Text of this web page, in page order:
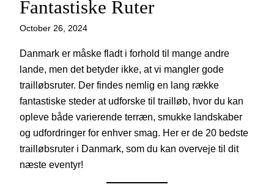
Fantastiske Ruter
October 26, 2024
Danmark er måske fladt i forhold til mange andre
lande, men det betyder ikke, at vi mangler gode
trailløbsruter. Der findes nemlig en lang række
fantastiske steder at udforske til trailløb, hvor du kan
opleve både varierende terræn, smukke landskaber
og udfordringer for enhver smag. Her er de 20 bedste
trailløbsruter i Danmark, som du kan overveje til dit
næste eventyr!